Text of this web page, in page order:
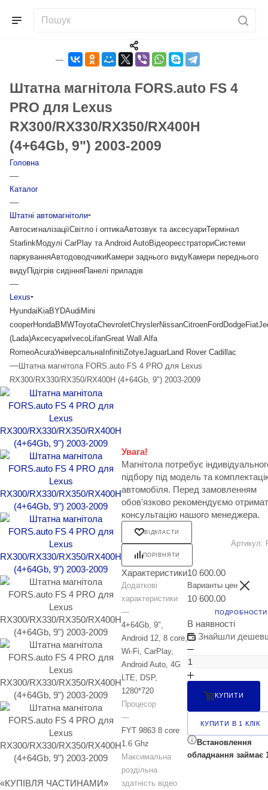
Штатна магнітола FORS.auto FS 4
PRO для Lexus
RX300/RX330/RX350/RX400H
(4+64Gb, 9") 2003-2009
Головна
—
Каталог
—
Штатні автомагнітоли
АвтосигналізаціїСвітло і оптикаАвтозвук та аксесуариТермінал
StarlinkМодулі CarPlay та Android AutoВідеореєстраториСистеми
паркуванняАвтодоводчикиКамери заднього видуКамери переднього
видуПідігрів сидінняПанелі приладів
—
Lexus
Hyundai KiaBYDAudi Mini
cooperHondaBMWToyotaChevroletChryslerNissanCitroenFord DodgeFiat
(Lada)Аксесуари IvecoLifanGreat Wall Alfa
RomeoAcuraУніверсальнаInfinitiZotyeJaguarLand Rover Cadillac
—Штатна магнітола FORS.auto FS 4 PRO для Lexus
RX300/RX330/RX350/RX400H (4+64Gb, 9") 2003-2009
«КУПІВЛЯ ЧАСТИНАМИ»
Увага!
Магнітола потребує
підбору під модель та
автомобіля. Перед замовленням
обов'язково рекомендуємо
консультацію нашого менеджера.
ВІДКЛАСТИ
ПОРІВНЯТИ
Артикул:
Характеристики
Додаткові
характеристики
—
4+64Gb, 9",
Android 12, 8 core,
Wi-Fi, CarPlay,
Android Auto, 4G
LTE, DSP,
1280*720
Процесор
—
FYT 9863 8 core
1.6 Ghz
Максимальна
роздільна
здатність відео
10 600.00
Варианты цен
10 600.00
ПОДРОБНОСТИ
В наявності
Знайшли
КУПИТИ
КУПИТИ В 1 КЛІК
Встановлення
обладнання займає